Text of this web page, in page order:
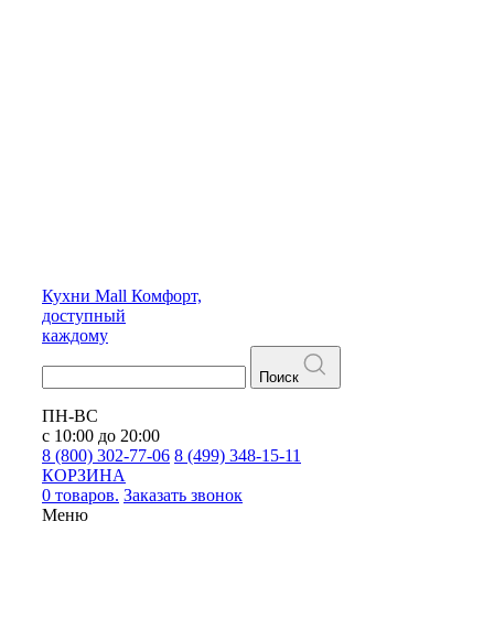
Кухни Mall Комфорт,
доступный
каждому
Поиск
ПН-ВС
с 10:00 до 20:00
8 (800) 302-77-06 8 (499) 348-15-11
КОРЗИНА
0 товаров. Заказать звонок
Меню